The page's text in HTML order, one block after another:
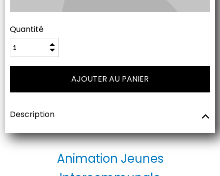
Quantité
Description
Animation Jeunes